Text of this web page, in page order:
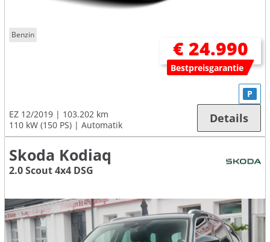
Benzin
€ 24.990
Bestpreisgarantie
EZ 12/2019
103.202 km
110 kW (150 PS)
Automatik
P
Details
Skoda Kodiaq
2.0 Scout 4x4 DSG